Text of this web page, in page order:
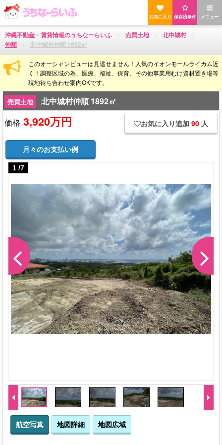
メニュー
保存済条件
お気に入り
沖縄不動産・賃貸情報のうちなーらいふ 売買土地
北中城村
仲順
北中城村仲順 1892㎡
このオーシャンビューは見逃せません！人気のイオンモールライカム近
く！調整区域の為、医療、福祉、保育、その他事業用むけ資材置き場等
現地待ち合わせ案内OKです。
売買土地
北中城村仲順 1892㎡
価格 3,920万円 お気に入り追加 90 人
月々のお支払い例
1 /7
航空写真 地図詳細 地図広域